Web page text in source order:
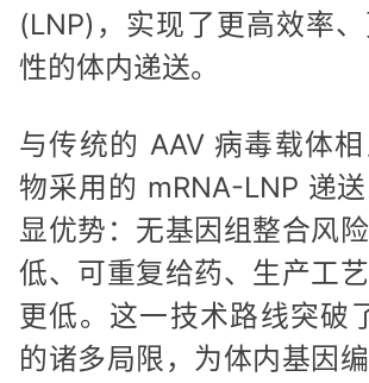
(LNP)，实现了更高效率
性的体内递送。
与传统的 AAV 病毒载体
物采用的 mRNA-LNP 递
显优势：无基因组整合风
低、可重复给药、生产工
更低。这一技术路线突破
的诸多局限，为体内基因